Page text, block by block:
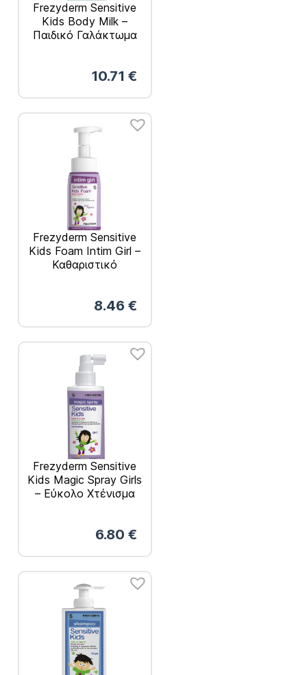
Frezyderm Sensitive
Kids Body Milk –
Παιδικό Γαλάκτωμα
10.71 €
Frezyderm Sensitive
Kids Foam Intim Girl –
Καθαριστικό
8.46 €
Frezyderm Sensitive
Kids Magic Spray Girls
– Εύκολο Χτένισμα
6.80 €